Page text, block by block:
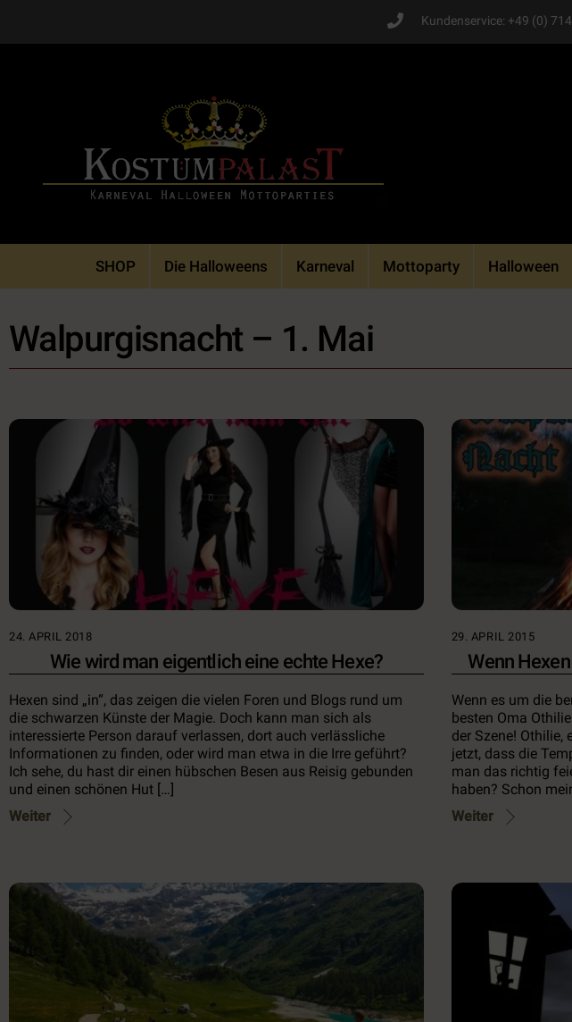
Kundenservice: +49 (0)
SHOP Die Halloweens Karneval Mottoparty Halloween
Walpurgisnacht – 1. Mai
24. APRIL 2018
Wie wird man eigentlich eine echte Hexe?
Hexen sind „in“, das zeigen die vielen Foren und Blogs rund um
die schwarzen Künste der Magie. Doch kann man sich als
interessierte Person darauf verlassen, dort auch verlässliche
Informationen zu finden, oder wird man etwa in die Irre geführt?
Ich sehe, du hast dir einen hübschen Besen aus Reisig gebunden
und einen schönen Hut […]
Weiter
29. APRIL 2015
Wenn
Wenn es um die
besten Oma
der Szene! Othilie,
jetzt, dass die
man das richtig
haben? Schon
Weiter